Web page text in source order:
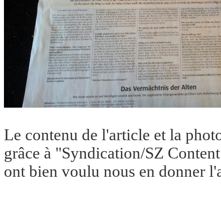
Le contenu de l'article et la
grâce à "Syndication/SZ
ont bien voulu nous en donner